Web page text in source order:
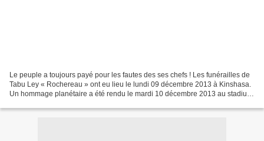
Le peuple a toujours payé pour les fautes des ses chefs ! Les funérailles de
Tabu Ley « Rochereau » ont eu lieu le lundi 09 décembre 2013 à Kinshasa.
Un hommage planétaire a été rendu le mardi 10 décembre 2013 au stadium